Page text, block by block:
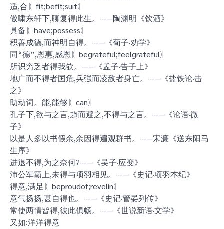
适,合〖fit;befit;suit〗
傲啸东轩下,聊复得此生。——陶渊明《饮酒》
具备〖have;possess〗
积善成德,而神明自得。——《荀子·劝学》
同“德”,恩惠,感恩〖begrateful;feelgrateful〗
所识穷乏者得我欤。——《孟子·告子上》
地广而不得者国危,兵强而凌敌者身亡。——《盐铁论·击
之》
助动词。能,能够〖can〗
孔子下,欲与之言,趋而避之,不得与之言。——《论语·微
子》
以是人多以书假余,余因得遍观群书。——宋濂《送东阳马
生序》
进退不得,为之奈何?——《吴子·应变》
沛公军霸上,未得与项羽相见。——《史记·项羽本纪》
得意,满足〖beproudof;revelin〗
意气扬扬,甚自得也。——《史记·管晏列传》
常使两情皆得,彼此俱畅。——《世说新语·文学》
又如:洋洋得意